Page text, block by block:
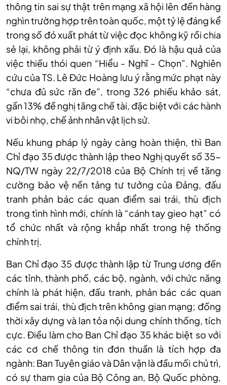
thông tin sai sự thật trên mạng xã hội lên đến hàng
nghìn trường hợp trên toàn quốc, một tỷ lệ đáng kể
trong số đó xuất phát từ việc đọc không kỹ rồi chia
sẻ lại, không phải từ ý định xấu. Đó là hậu quả của
việc thiếu thói quen “Hiểu - Nghĩ - Chọn”. Nghiên
cứu của TS. Lê Đức Hoàng lưu ý rằng mức phạt này
“chưa đủ sức răn đe”, trong 326 phiếu khảo sát,
gần 13% đề nghị tăng chế tài, đặc biệt với các hành
vi bôi nhọ, chế ảnh nhân vật lịch sử.
Nếu khung pháp lý ngày càng hoàn thiện, thì Ban
Chỉ đạo 35 được thành lập theo Nghị quyết số 35-
NQ/TW ngày 22/7/2018 của Bộ Chính trị về tăng
cường bảo vệ nền tảng tư tưởng của Đảng, đấu
tranh phản bác các quan điểm sai trái, thù địch
trong tình hình mới, chính là “cánh tay gieo hạt” có
tổ chức nhất và rộng khắp nhất trong hệ thống
chính trị.
Ban Chỉ đạo 35 được thành lập từ Trung ương đến
các tỉnh, thành phố, các bộ, ngành, với chức năng
chính là phát hiện, đấu tranh, phản bác các quan
điểm sai trái, thù địch trên không gian mạng; đồng
thời xây dựng và lan tỏa nội dung chính thống, tích
cực. Điều làm cho Ban Chỉ đạo 35 khác biệt so với
các cơ chế thông tin đơn thuần là tích hợp đa
ngành: Ban Tuyên giáo và Dân vận là đầu mối chủ trì,
có sự tham gia của Bộ Công an, Bộ Quốc phòng,